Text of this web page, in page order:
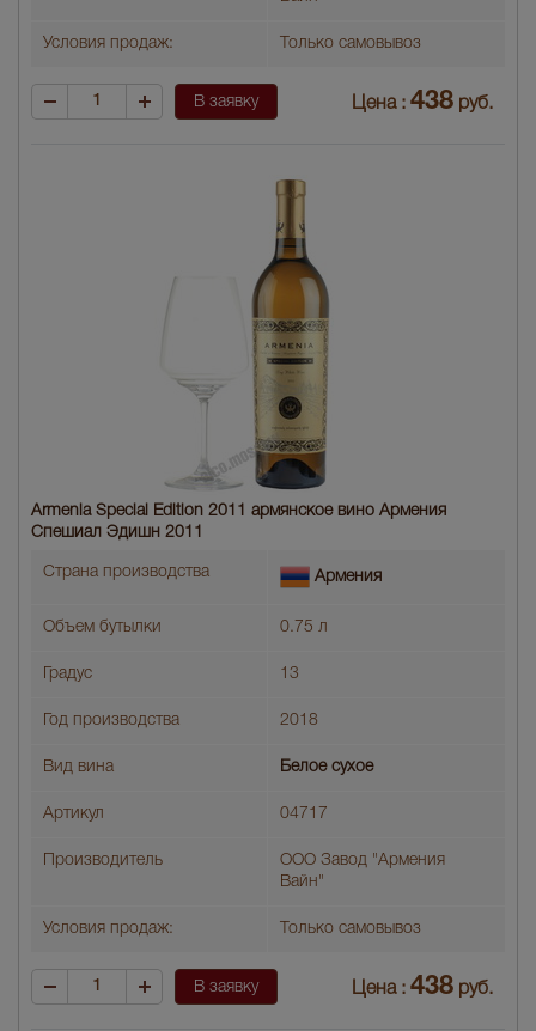
Условия продаж: Только самовывоз
В заявку Цена : 438 руб.
Armenia Special Edition 2011 армянское вино Армения
Спешиал Эдишн 2011
Страна производства Армения
Объем бутылки 0.75 л
Градус 13
Год производства 2018
Вид вина Белое сухое
Артикул 04717
Производитель
ООО Завод "Армения
Вайн"
Условия продаж: Только самовывоз
В заявку Цена : 438 руб.